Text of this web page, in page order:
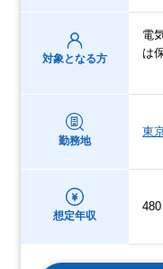
対象となる方
電
は
勤務地
東
想定年収